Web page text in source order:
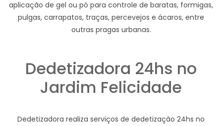
aplicação de gel ou pó para controle de baratas, formigas,
pulgas, carrapatos, traças, percevejos e ácaros, entre
outras pragas urbanas.
Dedetizadora 24hs no
Jardim Felicidade
Dedetizadora realiza serviços de dedetização 24hs no